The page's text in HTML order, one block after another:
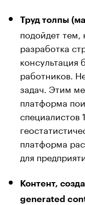
Труд толпы
подойдет тем,
разработка
консультация
работников.
задач. Этим
платформа
специалистов
платформа
для
Контент,
generated